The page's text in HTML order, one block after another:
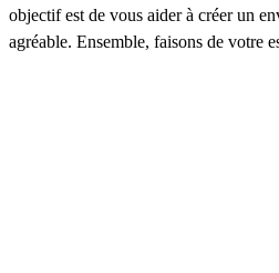
objectif est de vous aider à créer un
agréable. Ensemble, faisons de votre